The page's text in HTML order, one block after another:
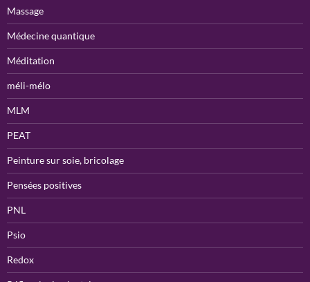
Massage
Médecine quantique
Méditation
méli-mélo
MLM
PEAT
Peinture sur soie, bricolage
Pensées positives
PNL
Psio
Redox